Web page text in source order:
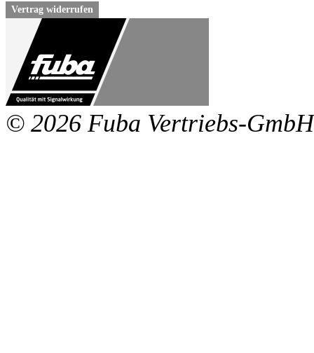
Vertrag widerrufen
© 2026 Fuba Vertriebs-GmbH